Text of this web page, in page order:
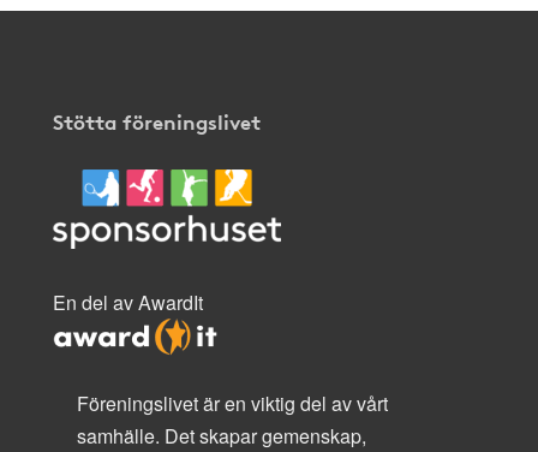
Stötta föreningslivet
En del av AwardIt
Föreningslivet är en viktig del av vårt
samhälle. Det skapar gemenskap,